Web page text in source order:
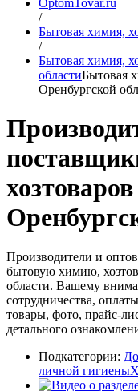
OptomTovar.ru
/
Бытовая химия,
/
Бытовая химия,
областиБытовая
Оренбургской
Производители и
бытовую химию,
области. Вашему
сотрудничества,
товары, фото, прайс-
детального
Подкатегории:
личной гигиены